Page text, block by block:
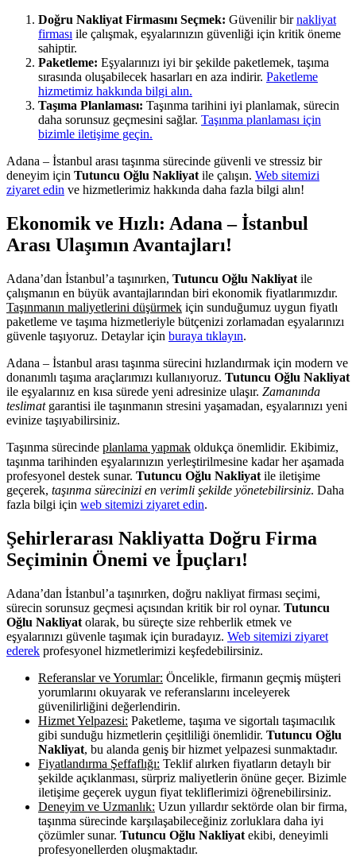
Doğru Nakliyat Firmasını Seçmek: Güvenilir birnakliyat
firması ile çalışmak, eşyalarınızın güvenliği için kritik öneme
sahiptir.
Paketleme: Eşyalarınızı iyi bir şekilde paketlemek, taşıma
sırasında oluşabilecek hasarları en aza indirir. Paketleme
hizmetimiz hakkında bilgi alın.
Taşıma Planlaması: Taşınma tarihini iyi planlamak, sürecin
daha sorunsuz geçmesini sağlar. Taşınma planlaması için
bizimle iletişime geçin.
Adana – İstanbul arası taşınma sürecinde güvenli ve stressiz bir
deneyim için Tutuncu Oğlu Nakliyat ile çalışın. Web sitemizi
ziyaret edin ve hizmetlerimiz hakkında daha fazla bilgi alın!
Ekonomik ve Hızlı: Adana – İstanbul
Arası Ulaşımın Avantajları!
Adana’dan İstanbul’a taşınırken, Tutuncu Oğlu Nakliyat ile
çalışmanın en büyük avantajlarından biri ekonomik fiyatlarımızdır.
Taşınmanın maliyetlerini düşürmek için sunduğumuz uygun fiyatlı
paketleme ve taşıma hizmetleriyle bütçenizi zorlamadan eşyalarınızı
güvenle taşıyoruz. Detaylar için buraya tıklayın.
Adana – İstanbul arası taşınma sürecini hızlandırmak için modern ve
donanımlı taşıma araçlarımızı kullanıyoruz. Tutuncu Oğlu Nakliyat
ile eşyalarınız en kısa sürede yeni adresinize ulaşır. Zamanında
teslimatgarantisi ile taşınmanın stresini yaşamadan, eşyalarınızı yeni
evinize taşıyabilirsiniz.
Taşınma sürecinde planlama yapmak oldukça önemlidir. Ekibimiz,
taşınma tarihinden eşyalarınızın yerleştirilmesine kadar her aşamada
profesyonel destek sunar. Tutuncu Oğlu Nakliyat ile iletişime
geçerek, taşınma sürecinizi en verimli şekilde yönetebilirsiniz. Daha
fazla bilgi için web sitemizi ziyaret edin.
Şehirlerarası Nakliyatta Doğru Firma
Seçiminin Önemi ve İpuçları!
Adana’dan İstanbul’a taşınırken, doğru nakliyat firması seçimi,
sürecin sorunsuz geçmesi açısından kritik bir rol oynar. Tutuncu
Oğlu Nakliyat olarak, bu süreçte size rehberlik etmek ve
eşyalarınızı güvenle taşımak için buradayız. Web sitemizi ziyaret
ederek profesyonel hizmetlerimizi keşfedebilirsiniz.
Referanslar ve Yorumlar: Öncelikle, firmanın geçmiş müşteri
yorumlarını okuyarak ve referanslarını inceleyerek
güvenilirliğini değerlendirin.
Hizmet Yelpazesi: Paketleme, taşıma ve sigortalı taşımacılık
gibi sunduğu hizmetlerin çeşitliliği önemlidir. Tutuncu Oğlu
Nakliyat, bu alanda geniş bir hizmet yelpazesi sunmaktadır.
Fiyatlandırma Şeffaflığı: Teklif alırken fiyatların detaylı bir
şekilde açıklanması, sürpriz maliyetlerin önüne geçer. Bizimle
iletişime geçerek uygun fiyat tekliflerimizi öğrenebilirsiniz.
Deneyim ve Uzmanlık: Uzun yıllardır sektörde olan bir firma,
taşınma sürecinde karşılaşabileceğiniz zorluklara daha iyi
çözümler sunar. Tutuncu Oğlu Nakliyat ekibi, deneyimli
profesyonellerden oluşmaktadır.